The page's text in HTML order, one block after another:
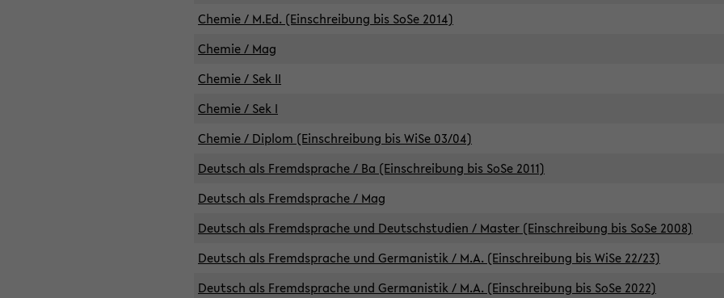
Chemie / M.Ed. (Einschreibung bis SoSe 2014)
Chemie / Mag
Chemie / Sek II
Chemie / Sek I
Chemie / Diplom (Einschreibung bis WiSe 03/04)
Deutsch als Fremdsprache / Ba (Einschreibung bis SoSe 2011)
Deutsch als Fremdsprache / Mag
Deutsch als Fremdsprache und Deutschstudien / Master (Einschreibung bis SoSe 2008)
Deutsch als Fremdsprache und Germanistik / M.A. (Einschreibung bis WiSe 22/23)
Deutsch als Fremdsprache und Germanistik / M.A. (Einschreibung bis SoSe 2022)